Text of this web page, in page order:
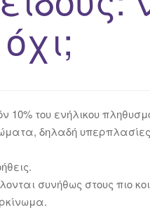
10% του ενήλικου
δηλαδή
συνήθως στους πιο